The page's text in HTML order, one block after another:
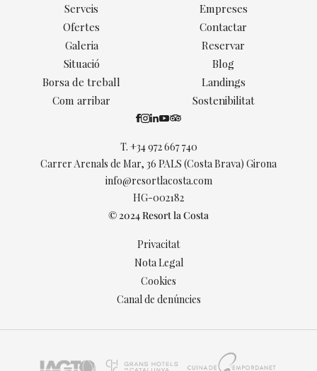
T. +34 972 667 740
Carrer Arenals de Mar, 36 PALS (Costa Brava) Girona
info@resortlacosta.com
HG-002182
Serveis
Empreses
Ofertes
Galeria
Situació
Borsa de treball
Com arribar
Contactar
Reservar
Blog
Landings
Sostenibilitat
© 2024 Resort la Costa
Privacitat
Nota Legal
Cookies
Canal de denúncies